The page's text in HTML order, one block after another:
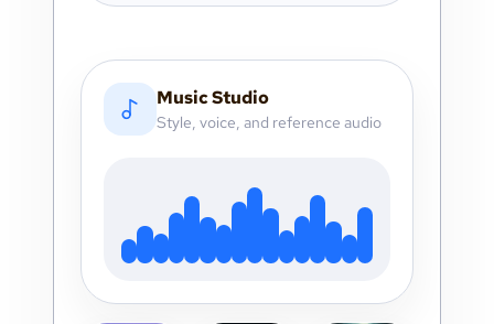
Music Studio
Style, voice, and reference audio